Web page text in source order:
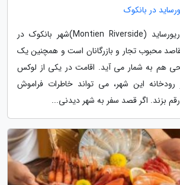
در بانکوک
معرفی هتل منتین ریورساید (Montien Riverside)شهر بانکوک در
محبوب تجار و بازرگانان است و همچنین یک
هم به شمار می آید. اقامت در یکی از لوکس
این شهر، می تواند خاطرات فراموش
بزند. اگر قصد سفر به شهر دیدنی...